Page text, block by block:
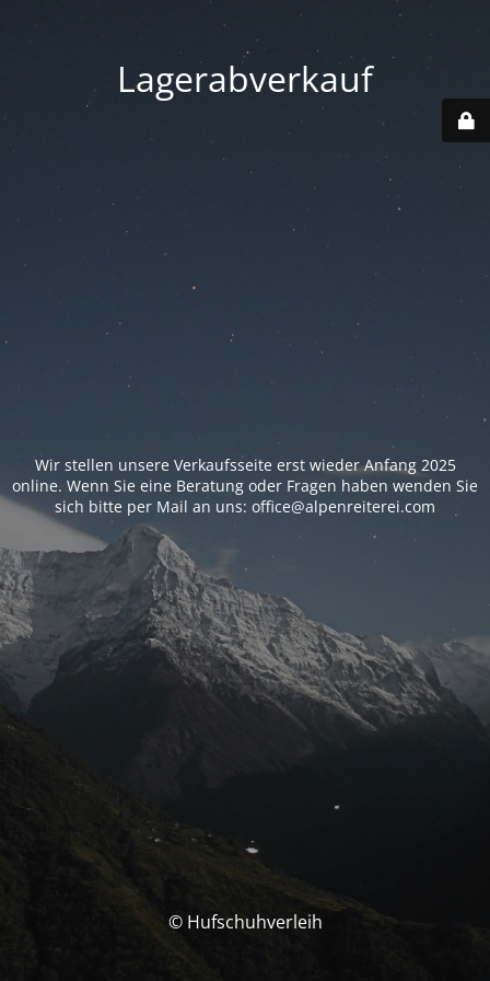
Lagerabverkauf
Wir stellen unsere Verkaufsseite erst wieder Anfang 2025
online. Wenn Sie eine Beratung oder Fragen haben wenden Sie
sich bitte per Mail an uns: office@alpenreiterei.com
© Hufschuhverleih